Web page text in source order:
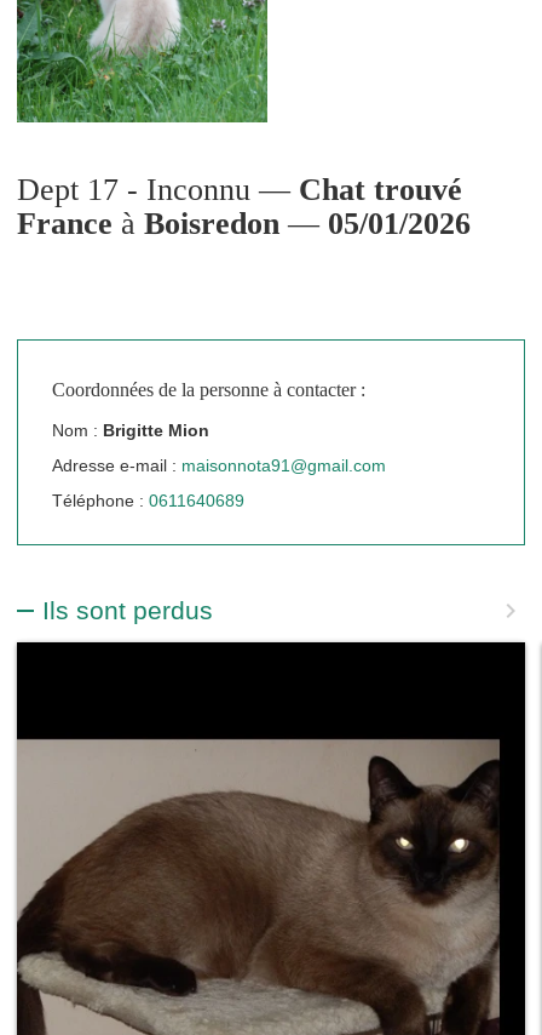
Dept 17 - Inconnu — Chat trouvé
France à Boisredon — 05/01/2026
Coordonnées de la personne à contacter :
Nom : Brigitte Mion
Adresse e-mail : maisonnota91@gmail.com
Téléphone : 0611640689
Ils sont perdus